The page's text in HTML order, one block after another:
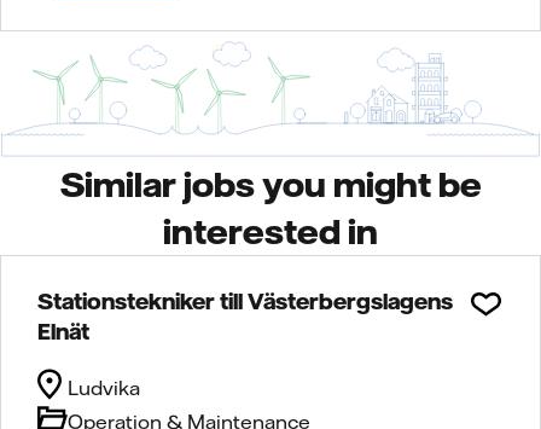
Similar jobs you might be
interested in
Stationstekniker till Västerbergslagens
Elnät
Operation & Maintenance
Ludvika